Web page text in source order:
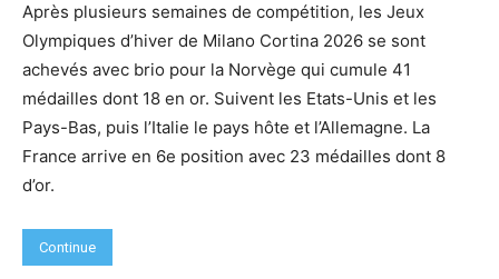
Après plusieurs semaines de compétition, les Jeux
Olympiques d’hiver de Milano Cortina 2026 se sont
achevés avec brio pour la Norvège qui cumule 41
médailles dont 18 en or. Suivent les Etats-Unis et les
Pays-Bas, puis l’Italie le pays hôte et l’Allemagne. La
France arrive en 6e position avec 23 médailles dont 8
d’or.
Continue